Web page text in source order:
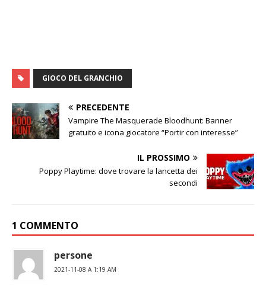
GIOCO DEL GRANCHIO
PRECEDENTE
Vampire The Masquerade Bloodhunt: Banner
gratuito e icona giocatore “Portir con interesse”
IL PROSSIMO
Poppy Playtime: dove trovare la lancetta dei
secondi
1 COMMENTO
persone
2021-11-08 A 1:19 AM